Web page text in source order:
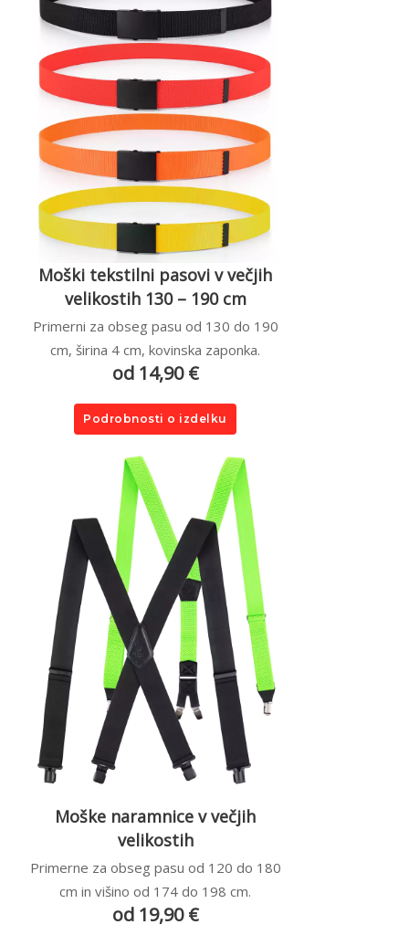
Moški tekstilni pasovi v večjih
velikostih 130 – 190 cm
Primerni za obseg pasu od 130 do 190
cm, širina 4 cm, kovinska zaponka.
od 14,90 €
Podrobnosti o izdelku
Moške naramnice v večjih
velikostih
Primerne za obseg pasu od 120 do 180
cm in višino od 174 do 198 cm.
od 19,90 €